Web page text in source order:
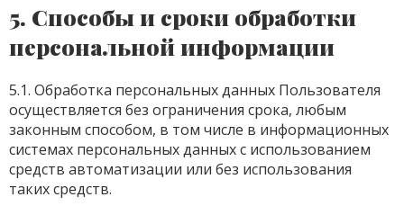
5. Способы и сроки обработки
персональной информации
5.1. Обработка персональных данных Пользователя
осуществляется без ограничения срока, любым
законным способом, в том числе в информационных
системах персональных данных с использованием
средств автоматизации или без использования
таких средств.